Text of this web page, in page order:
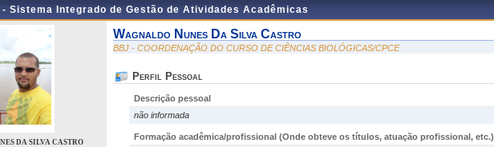
- Sistema Integrado de Gestão de Atividades Acadêmicas
DA SILVA CASTRO
Wagnaldo Nunes Da Silva Castro
BBJ - COORDENAÇÃO DO CURSO DE CIÊNCIAS BIOLÓGICAS/CPCE
Perfil Pessoal
Descrição pessoal
não informada
Formação acadêmica/profissional (Onde obteve os títulos, atuação profissional, etc.)